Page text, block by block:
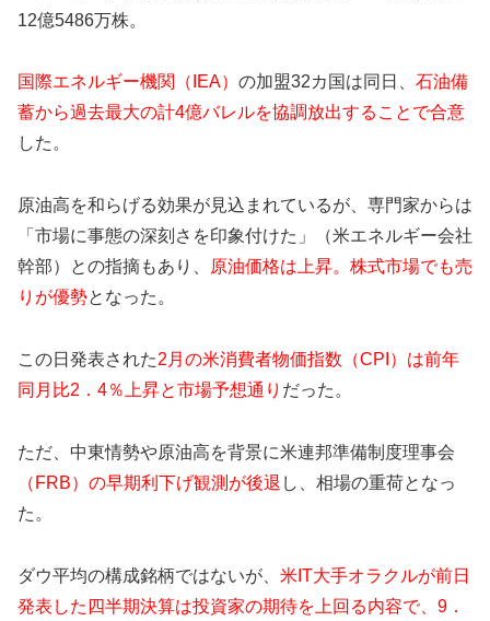
12億5486万株。
国際エネルギー機関（IEA） の加盟32カ国は同日、 石油備
蓄から過去最大の計4億バレルを協調放出することで合意
した。
原油高を和らげる効果が見込まれているが、専門家からは
「市場に事態の深刻さを印象付けた」（米エネルギー会社
幹部）との指摘もあり、
原油価格は上昇。株式市場でも売
りが優勢となった。
この日発表された2月の米消費者物価指数（CPI）は前年
同月比2．4％上昇と市場予想通り だった。
ただ、中東情勢や原油高を背景に米連邦準備制度理事会
（FRB）の早期利下げ観測が後退 し、相場の重荷となっ
た。
ダウ平均の構成銘柄ではないが、 米IT大手オラクルが前日
発表した四半期決算は投資家の期待を上回る内容で、9．